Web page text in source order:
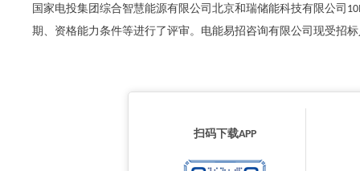
国家电投集团综合智慧能源有限公司北京和瑞储能科技有限公司
期、资格能力条件等进行了评审。电能易招咨询有限公司现受招
扫码下载APP